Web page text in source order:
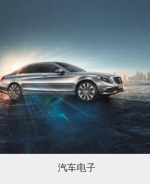
汽车电子